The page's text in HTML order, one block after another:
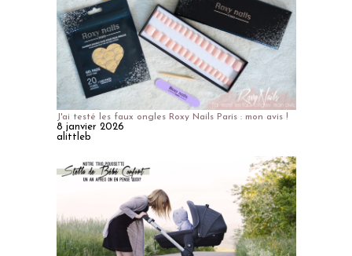
J'ai testé les faux ongles Roxy Nails Paris : mon avis !
8 janvier 2026
alittleb